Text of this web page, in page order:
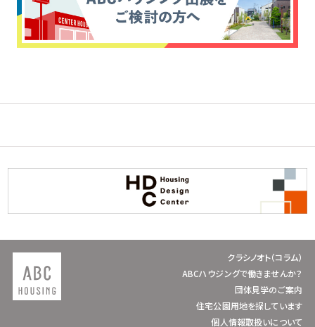
クラシノオト（コラム）
ABCハウジングで働きませんか？
団体見学のご案内
住宅公園用地を探しています
個人情報取扱いについて